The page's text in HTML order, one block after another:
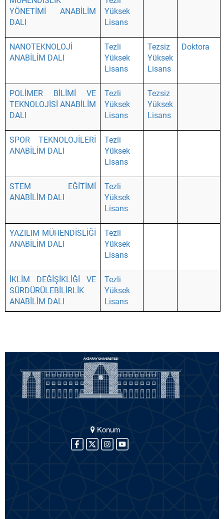
YÖNETİMİ ANABİLİM
DALI
Yüksek
Lisans
NANOTEKNOLOJİ
ANABİLİM DALI
Tezli
Yüksek
Lisans
Tezsiz
Yüksek
Lisans
Doktora
POLİMER BİLİMİ VE
TEKNOLOJİSİ ANABİLİM
DALI
Tezli
Yüksek
Lisans
Tezsiz
Yüksek
Lisans
SPOR TEKNOLOJİLERİ
ANABİLİM DALI
Tezli
Yüksek
Lisans
STEM EĞİTİMİ
ANABİLİM DALI
Tezli
Yüksek
Lisans
YAZILIM MÜHENDİSLİĞİ
ANABİLİM DALI
Tezli
Yüksek
Lisans
İKLİM DEĞİŞİKLİĞİ VE
SÜRDÜRÜLEBİLİRLİK
ANABİLİM DALI
Tezli
Yüksek
Lisans
Konum